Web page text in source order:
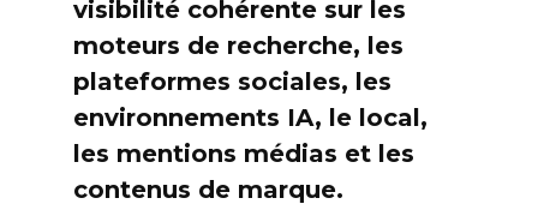
visibilité cohérente sur les
moteurs de recherche, les
plateformes sociales, les
environnements IA, le local,
les mentions médias et les
contenus de marque.